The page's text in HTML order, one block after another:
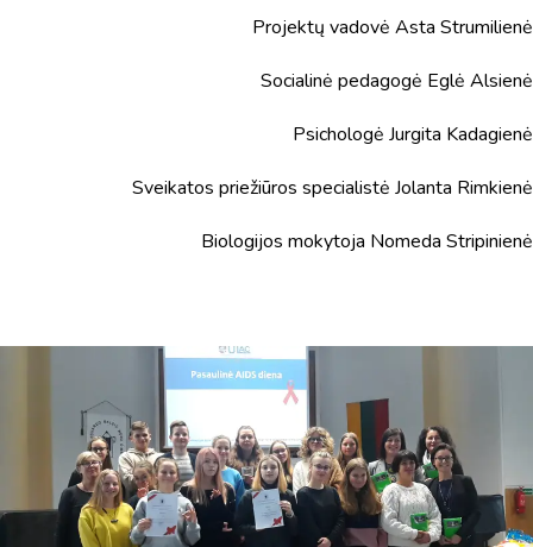
Projektų vadovė Asta Strumilienė
Socialinė pedagogė Eglė Alsienė
Psichologė Jurgita Kadagienė
Sveikatos priežiūros specialistė Jolanta Rimkienė
Biologijos mokytoja Nomeda Stripinienė
dar tobulai atsimenu visą šioje svetainėje pateiktą
Jums reikiamus kontaktus, kur galėsite pasiklausti